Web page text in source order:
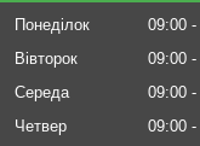
Понеділок 09:00
Вівторок
09:00
Середа
09:00
Четвер
09:00